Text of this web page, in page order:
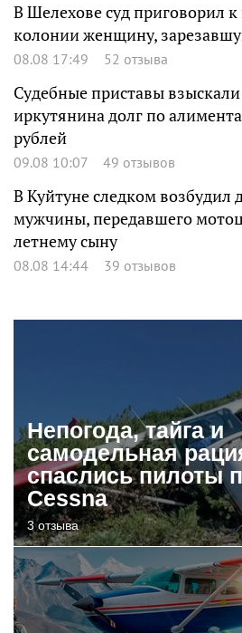
В Шелехове суд приговорил
колонии женщину,
08.08 17:49 52 отзыва
Судебные приставы взыскали
иркутянина долг по
рублей
09.08 10:07 49 отзывов
В Куйтуне следком возбудил
мужчины, передавшего
летнему сыну
08.08 14:44 39 отзывов
Непогода, тайга и
самодельная
спаслись пилоты
Cessna
3 отзыва